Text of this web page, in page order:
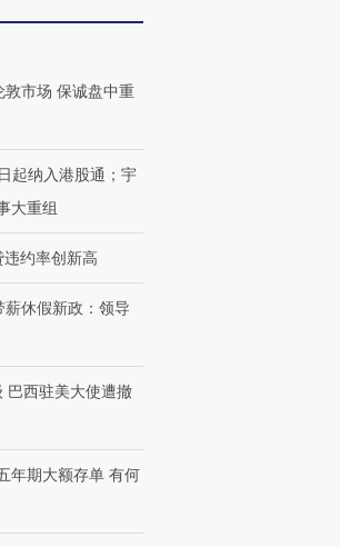
出访美英 索
】寻找100种
方式·第三对
CFO：不靠规模取胜，华
住三大增长引擎是什么？
市场 保诚盘中重
起纳入港股通；宇
大重组
约率创新高
休假新政：领导
巴西驻美大使遭撤
年期大额存单 有何